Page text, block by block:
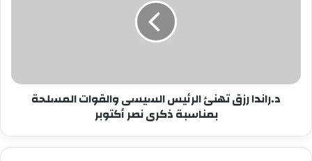
ذكرى
د.راندا رزق تهنئ الرئيس السيسى والقوات المسلحة
بمناسبة ذكرى نصر أكتوبر